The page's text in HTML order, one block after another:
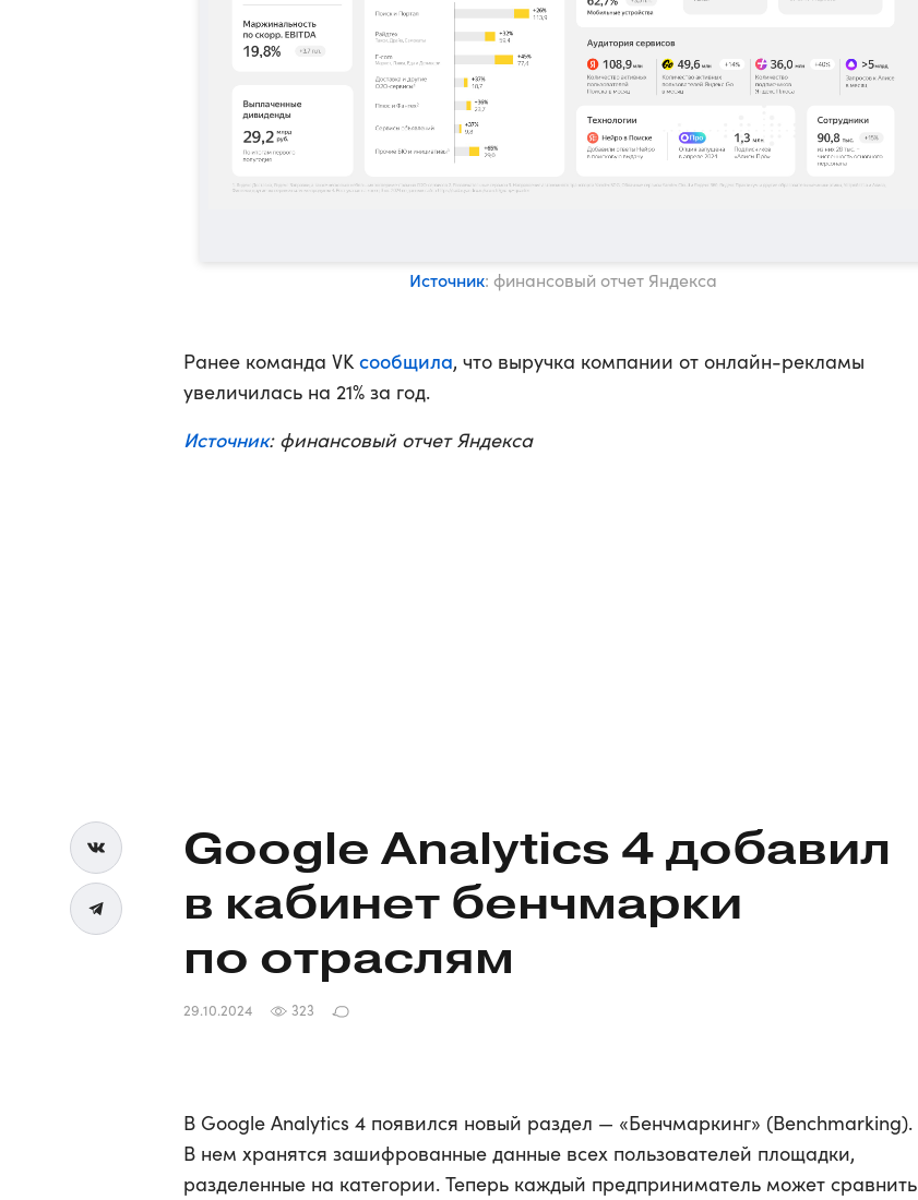
Источник: финансовый отчет Яндекса
Ранее команда VKсообщила, что выручка компании от онлайн-рекламы
увеличилась на 21% за год.
Источник: финансовый отчет Яндекса
Google Analytics 4 добавил
в кабинет бенчмарки
по отраслям
29.10.2024 323
В Google Analytics 4 появился новый раздел — «Бенчмаркинг» (Benchmarking).
В нем хранятся зашифрованные данные всех пользователей площадки,
разделенные на категории. Теперь каждый предприниматель может сравнить